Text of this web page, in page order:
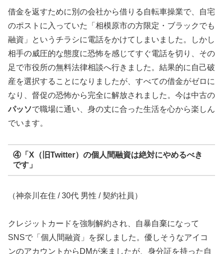
借金を返すために別の会社から借りる自転車操業で、自宅
のポストに入っていた「相模原市の方限定・ブラックでも
融資」というチラシに電話をかけてしまいました。しかし
相手の威圧的な態度に恐怖を感じてすぐ電話を切り、その
足で市役所の無料法律相談へ行きました。結果的に自己破
産を選択することになりましたが、すべての借金がゼロに
なり、督促の恐怖から完全に解放されました。今は中古の
パッソで職場に通い、身の丈に合った生活を心から楽しん
でいます。
④「X（旧Twitter）の個人間融資は絶対にやめるべき
です」
（神奈川在住 / 30代 男性 / 契約社員）
クレジットカードを強制解約され、自暴自棄になって
SNSで「個人間融資」を探しました。優しそうなアイコ
ンのアカウントからDMが来ましたが、身分証を持った自